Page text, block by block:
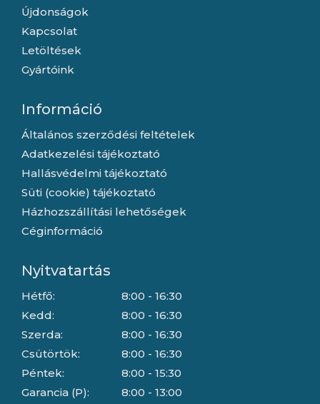
Újdonságok
Kapcsolat
Letöltések
Gyártóink
Információ
Általános szerződési feltételek
Adatkezelési tájékoztató
Hallásvédelmi tájékoztató
Süti (cookie) tájékoztató
Házhozszállítási lehetőségek
Céginformáció
Nyitvatartás
Hétfő:
Kedd:
Szerda:
Csütörtök:
Péntek:
Garancia (P):
8:00 - 16:30
8:00 - 16:30
8:00 - 16:30
8:00 - 16:30
8:00 - 15:30
8:00 - 13:00